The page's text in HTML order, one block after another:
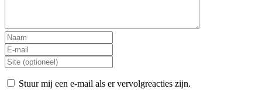
Stuur mij een e-mail als er vervolgreacties zijn.